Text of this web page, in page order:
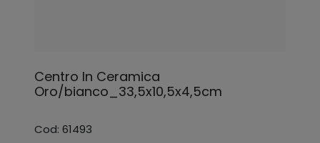
Centro In Ceramica
Oro/bianco_33,5x10,5x4,5cm
Cod: 61493